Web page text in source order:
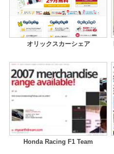
オリックスカーシェア
Honda Racing F1 Team